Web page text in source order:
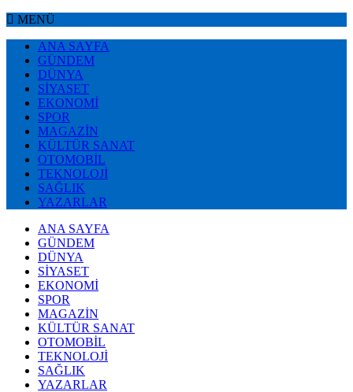
MENÜ
ANA SAYFA
GÜNDEM
DÜNYA
SİYASET
EKONOMİ
SPOR
MAGAZİN
KÜLTÜR SANAT
OTOMOBİL
TEKNOLOJİ
SAĞLIK
YAZARLAR
ANA SAYFA
GÜNDEM
DÜNYA
SİYASET
EKONOMİ
SPOR
MAGAZİN
KÜLTÜR SANAT
OTOMOBİL
TEKNOLOJİ
SAĞLIK
YAZARLAR